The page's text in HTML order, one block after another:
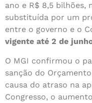
ano e R$ 8,5 bilhões,
substituída por um
entre o governo e o
vigente até 2 de
O MGI confirmou o
sanção do
causa do atraso na
Congresso, o